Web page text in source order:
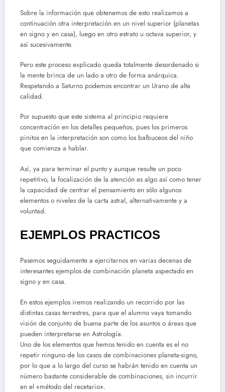
Sobre la información que obtenemos de esto realizamos a
continuación otra interpretación en un nivel superior (planetas
en signo y en casa), luego en otro estrato u octava superior, y
así sucesivamente.
Pero este proceso explicado queda totalmente desordenado si
la mente brinca de un lado a otro de forma anárquica.
Respetando a Saturno podemos encontrar un Urano de alta
calidad.
Por supuesto que este sistema al principio requiere
concentración en los detalles pequeños, pues los primeros
pinitos en la interpretación son como los balbuceos del niño
que comienza a hablar.
Así, ya para terminar el punto y aunque resulte un poco
repetitivo, la focalización de la atención es algo así como tener
la capacidad de centrar el pensamiento en sólo algunos
elementos o niveles de la carta astral, alternativamente y a
voluntad.
EJEMPLOS PRACTICOS
Pasemos seguidamente a ejercitarnos en varias decenas de
interesantes ejemplos de combinación planeta aspectado en
signo y en casa.
En estos ejemplos iremos realizando un recorrido por las
distintas casas terrestres, para que el alumno vaya tomando
visión de conjunto de buena parte de los asuntos o áreas que
pueden interpretarse en Astrología.
Uno de los elementos que hemos tenido en cuenta es el no
repetir ninguno de los casos de combinaciones planeta-signo,
por lo que a lo largo del curso se habrán tenido en cuenta un
número bastante considerable de combinaciones, sin incurrir
en el «método del recetario».